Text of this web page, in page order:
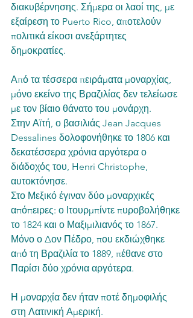
διακυβέρνησης. Σήμερα οι λαοί της, με
εξαίρεση το Puerto Rico, αποτελούν
πολιτικά είκοσι ανεξάρτητες
δημοκρατίες.
Από τα τέσσερα πειράματα μοναρχίας,
μόνο εκείνο της Βραζιλίας δεν τελείωσε
με τον βίαιο θάνατο του μονάρχη.
Στην Αϊτή, ο βασιλιάς Jean Jacques
Dessalines δολοφονήθηκε το 1806 και
δεκατέσσερα χρόνια αργότερα ο
διάδοχός του, Henri Christophe,
αυτοκτόνησε.
Στο Μεξικό έγιναν δύο μοναρχικές
απόπειρες: ο Ιτουρμπίντε πυροβολήθηκε
το 1824 και ο Μαξιμιλιανός το 1867.
Μόνο ο Δον Πέδρο, που εκδιώχθηκε
από τη Βραζιλία το 1889, πέθανε στο
Παρίσι δύο χρόνια αργότερα.
Η μοναρχία δεν ήταν ποτέ δημοφιλής
στη Λατινική Αμερική.